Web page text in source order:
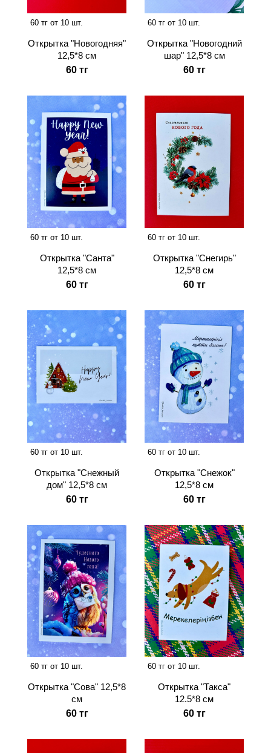
60 тг от 10 шт.
Открытка "Новогодняя"
12,5*8 см
60 тг
60 тг от 10 шт.
Открытка "Новогодний
шар" 12,5*8 см
60 тг
60 тг от 10 шт.
Открытка "Санта"
12,5*8 см
60 тг
60 тг от 10 шт.
Открытка "Снегирь"
12,5*8 см
60 тг
60 тг от 10 шт.
Открытка "Снежный
дом" 12,5*8 см
60 тг
60 тг от 10 шт.
Открытка "Снежок"
12,5*8 см
60 тг
60 тг от 10 шт.
Открытка "Сова" 12,5*8
см
60 тг
60 тг от 10 шт.
Открытка "Такса"
12.5*8 см
60 тг